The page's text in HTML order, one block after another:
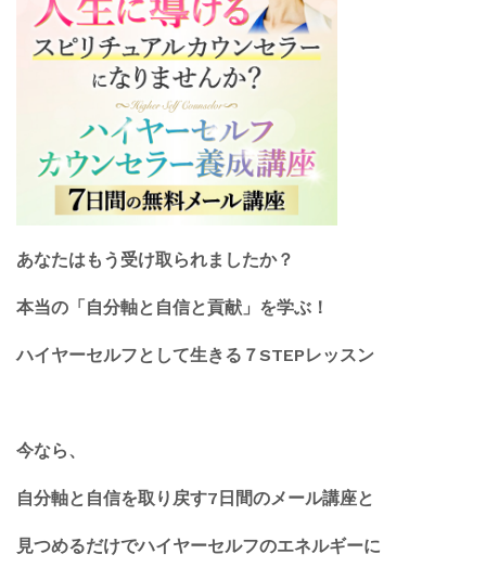
あなたはもう受け取られましたか？
本当の「自分軸と自信と貢献」を学ぶ！
ハイヤーセルフとして生きる７STEPレッスン
今なら、
自分軸と自信を取り戻す7日間のメール講座と
見つめるだけでハイヤーセルフのエネルギーに